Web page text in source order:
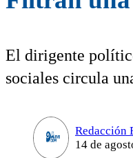
El dirigente
sociales circula
Redacción
14 de